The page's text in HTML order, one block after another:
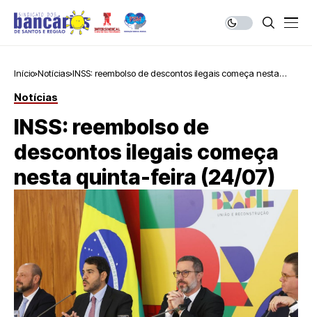
Início Notícias INSS: reembolso de descontos ilegais começa nesta
Notícias
INSS: reembolso de
descontos ilegais começa
nesta quinta-feira (24/07)